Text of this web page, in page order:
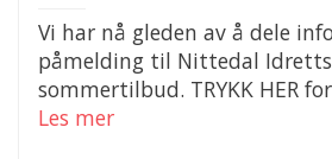
Vi har nå gleden av å dele
påmelding til Nittedal
sommertilbud. TRYKK HER
Les mer